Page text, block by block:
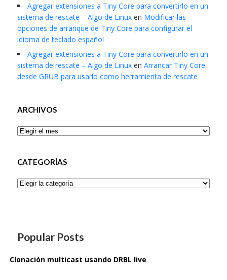
Agregar extensiones a Tiny Core para convertirlo en un
sistema de rescate – Algo de Linuxen Modificar las
opciones de arranque de Tiny Core para configurar el
idioma de teclado español
Agregar extensiones a Tiny Core para convertirlo en un
sistema de rescate – Algo de Linuxen Arrancar Tiny Core
desde GRUB para usarlo como herramienta de rescate
ARCHIVOS
Archivos
CATEGORÍAS
Categorías
Popular Posts
Clonación multicast usando DRBL live